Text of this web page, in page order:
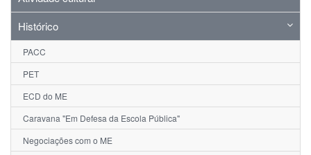
Histórico
PACC
PET
ECD do ME
Caravana "Em Defesa da Escola Pública"
Negociações com o ME